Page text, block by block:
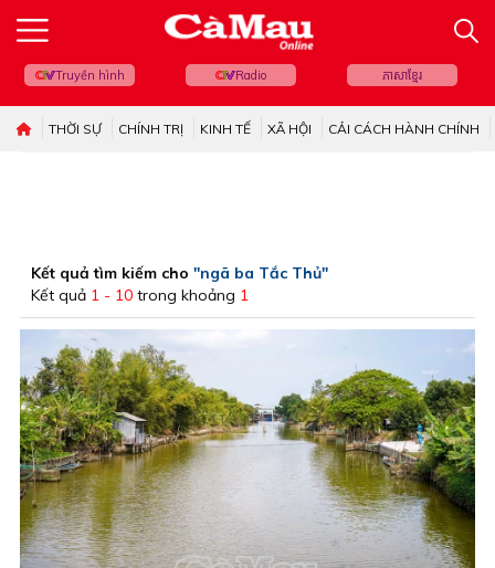
Truyền hình Radio ភាសាខ្មែរ
THỜI SỰ CHÍNH TRỊ KINH TẾ XÃ HỘI CẢI CÁCH HÀNH CHÍNH
Kết quả tìm kiếm cho "ngã ba Tắc Thủ"
Kết quả 1 - 10 trong khoảng 1